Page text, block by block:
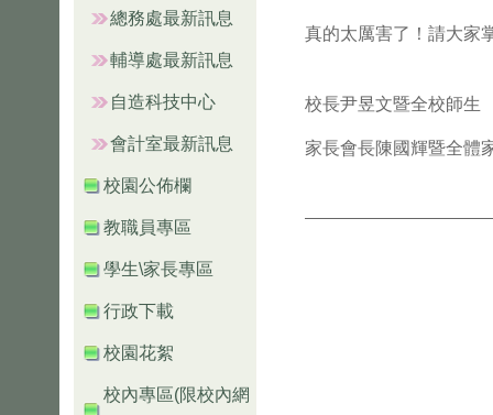
總務處最新訊息
輔導處最新訊息
自造科技中心
會計室最新訊息
校園公佈欄
教職員專區
學生\家長專區
行政下載
校園花絮
校內專區(限校內網
真的太厲害了！請大家
校長尹昱文暨全校師生
家長會長陳國輝暨全體